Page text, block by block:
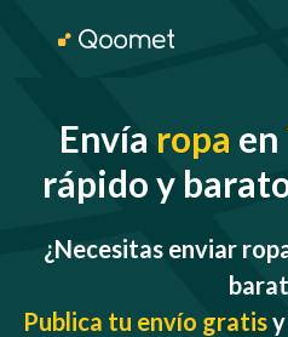
Envía ropa en
rápido y
¿Necesitas enviar
Publica tu envío gratis